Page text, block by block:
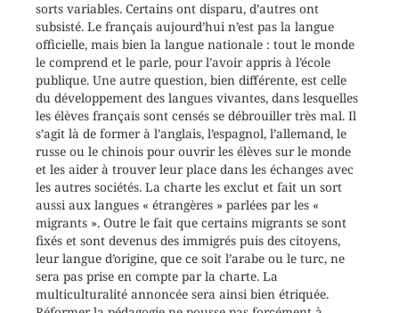
sorts variables. Certains ont disparu, d’autres ont
subsisté. Le français aujourd’hui n’est pas la langue
officielle, mais bien la langue nationale : tout le monde
le comprend et le parle, pour l’avoir appris à l’école
publique. Une autre question, bien différente, est celle
du développement des langues vivantes, dans lesquelles
les élèves français sont censés se débrouiller très mal. Il
s’agit là de former à l’anglais, l’espagnol, l’allemand, le
russe ou le chinois pour ouvrir les élèves sur le monde
et les aider à trouver leur place dans les échanges avec
les autres sociétés. La charte les exclut et fait un sort
aussi aux langues « étrangères » parlées par les «
migrants ». Outre le fait que certains migrants se sont
fixés et sont devenus des immigrés puis des citoyens,
leur langue d’origine, que ce soit l’arabe ou le turc, ne
sera pas prise en compte par la charte. La
multiculturalité annoncée sera ainsi bien étriquée.